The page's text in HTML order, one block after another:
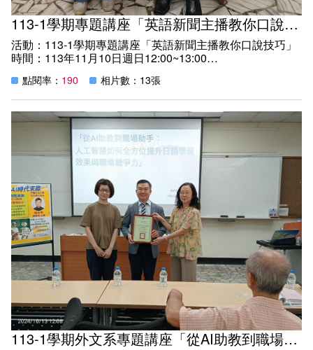
113-1學期專題講座「英語新聞主播教你口說技巧」
活動：113-1學期專題講座「英語新聞主播教你口說技巧」
時間：113年11月10日週日12:00~13:00
紀實：
邀請邀請文藻外語大學傳播藝術系助理教授兼公關室主任林
裕展老師主講「英語新聞主播教你口說技巧」，分享及透過
影片觀摩、口說訓練，提升英語口說技巧和表達能力，運用
流利正確的英文句子自信地英文溝通。本次演講吸引近80
位同學參加，座無虛席，反應熱烈，師生受益良多。
點閱率： 190 相片數：13張
113-1學期外文系專題講座「從AI助教到職場助手」